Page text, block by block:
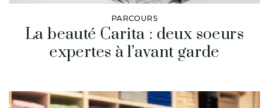
PARCOURS
La beauté Carita : deux soeurs
expertes à l’avant garde